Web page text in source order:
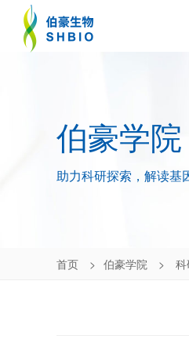
伯豪学院
助力科研探索，解读基
首页 伯豪学院